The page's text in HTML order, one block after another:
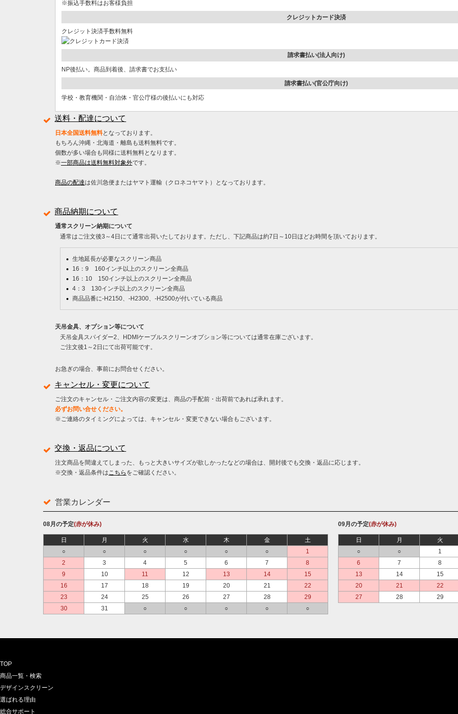
※振込手数料はお客様負担
クレジットカード決済
クレジット決済手数料無料
請求書払い(法人向け)
NP後払い。商品到着後、請求書でお支払い
請求書払い(官公庁向け)
学校・教育機関・自治体・官公庁様の後払いにも対応
送料・配達について
日本全国送料無料となっております。
もちろん沖縄・北海道・離島も送料無料です。
個数が多い場合も同様に送料無料となります。
※一部商品は送料無料対象外です。
商品の配達は佐川急便またはヤマト運輸（クロネコヤマト）となっております。
商品納期について
通常スクリーン納期について
通常はご注文後3～4日にて通常出荷いたしております。ただし、下記商品は約7日～10日ほどお時間を頂いております。
生地延長が必要なスクリーン商品
16：9 160インチ以上のスクリーン全商品
16：10 150インチ以上のスクリーン全商品
4：3 130インチ以上のスクリーン全商品
商品品番に-H2150、-H2300、-H2500が付いている商品
天吊金具、オプション等について
天吊金具スパイダー2、HDMIケーブルスクリーンオプション等については通常在庫ございます。
ご注文後1～2日にて出荷可能です。
お急ぎの場合、事前にお問合せください。
キャンセル・変更について
ご注文のキャンセル・ご注文内容の変更は、商品の手配前・出荷前であれば承れます。
必ずお問い合せください。
※ご連絡のタイミングによっては、キャンセル・変更できない場合もございます。
交換・返品について
注文商品を間違えてしまった、もっと大きいサイズが欲しかったなどの場合は、開封後でも交換・返品に応じます。
※交換・返品条件は こちら をご確認ください。
営業カレンダー
08月の予定(赤が休み)
日 月 火 水 木 金
土
○
○ ○ ○ ○ ○
1
2
3 4 5 6 7
8
9
10 11 12 13 14
15
16
17 18 19 20 21
22
23
24 25 26 27 28
29
30
31 ○ ○ ○ ○ ○
09月の予定(赤が休み)
日 月 火
○
○ 1
6
7 8
13
14 15
20
21 22
27
28 29
TOP
商品一覧・検索
デザインスクリーン
選ばれる理由
総合サポート